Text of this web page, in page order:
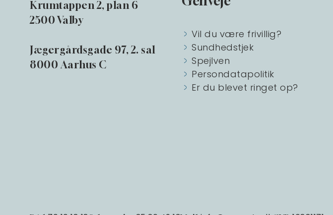
Krumtappen 2, plan 6
2500 Valby
Jægergårdsgade 97, 2. sal
8000 Aarhus C
Vil du være frivillig?
Sundhedstjek
Spejlven
Persondatapolitik
Er du blevet ringet op?